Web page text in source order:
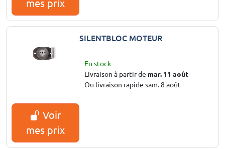
mes prix
SILENTBLOC MOTEUR
En stock
Livraison à partir de mar. 11 août
Ou livraison rapide sam. 8 août
Voir
mes prix